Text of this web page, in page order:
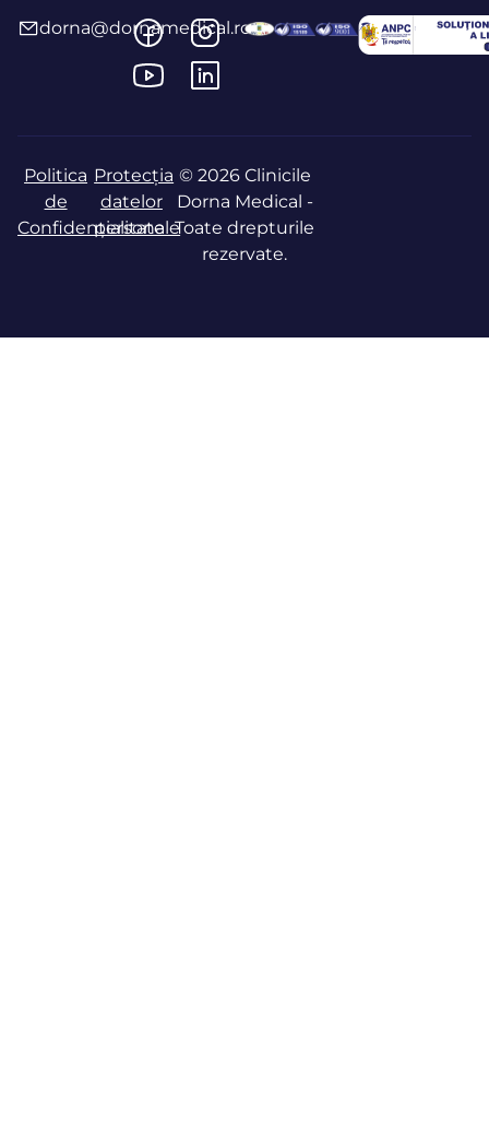
dorna@dornamedical.ro
Politica
de
Confidențialitate
Protecția
datelor
personale
© 2026 Clinicile
Dorna Medical -
Toate drepturile
rezervate.